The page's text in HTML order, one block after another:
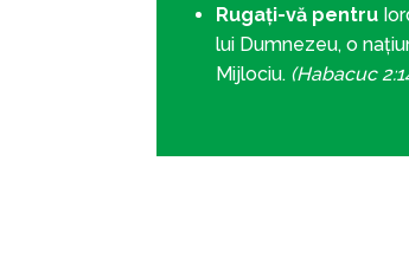
Rugați-vă pentru
lui Dumnezeu, o
Mijlociu. (Habacuc